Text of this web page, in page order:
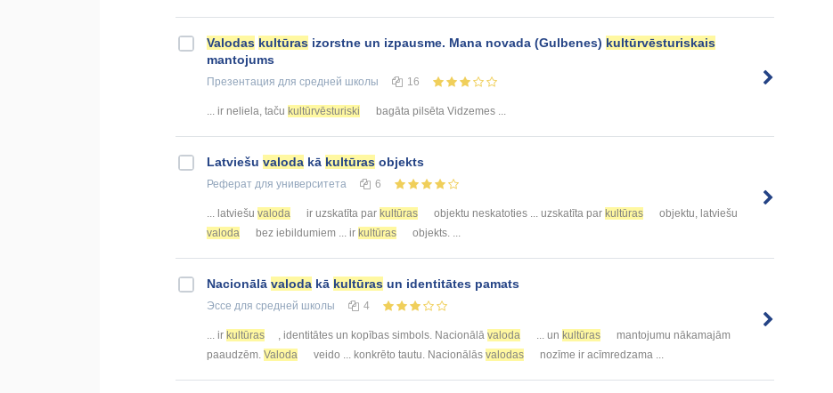
Valodas kultūras izorstne un izpausme. Mana novada (Gulbenes) kultūrvēsturiskais
mantojums
Презентация для средней школы 16
... ir neliela, taču kultūrvēsturiski bagāta pilsēta Vidzemes ...
Latviešu valoda kā kultūras objekts
Реферат для университета 6
... latviešu valoda ir uzskatīta par kultūras objektu neskatoties ... uzskatīta par kultūras
objektu, latviešu
valoda
bez iebildumiem ... ir kultūras objekts. ...
Nacionālā valoda kā kultūras un identitātes pamats
Эссе для средней школы 4
... ir kultūras , identitātes un kopības simbols. Nacionālā valoda ... un kultūras
mantojumu nākamajām
paaudzēm. Valoda veido ... konkrēto tautu. Nacionālās valodas nozīme ir acīmredzama ...